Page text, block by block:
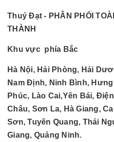
Thuý Đạt - PHÂN PHỐI
THÀNH
Khu vực phía Bắc
Hà Nội, Hải Phòng, Hải
Nam Định, Ninh Bình,
Phúc, Lào Cai,Yên Bái,
Châu, Sơn La, Hà Giang,
Sơn, Tuyên Quang, Thái
Giang, Quảng Ninh.